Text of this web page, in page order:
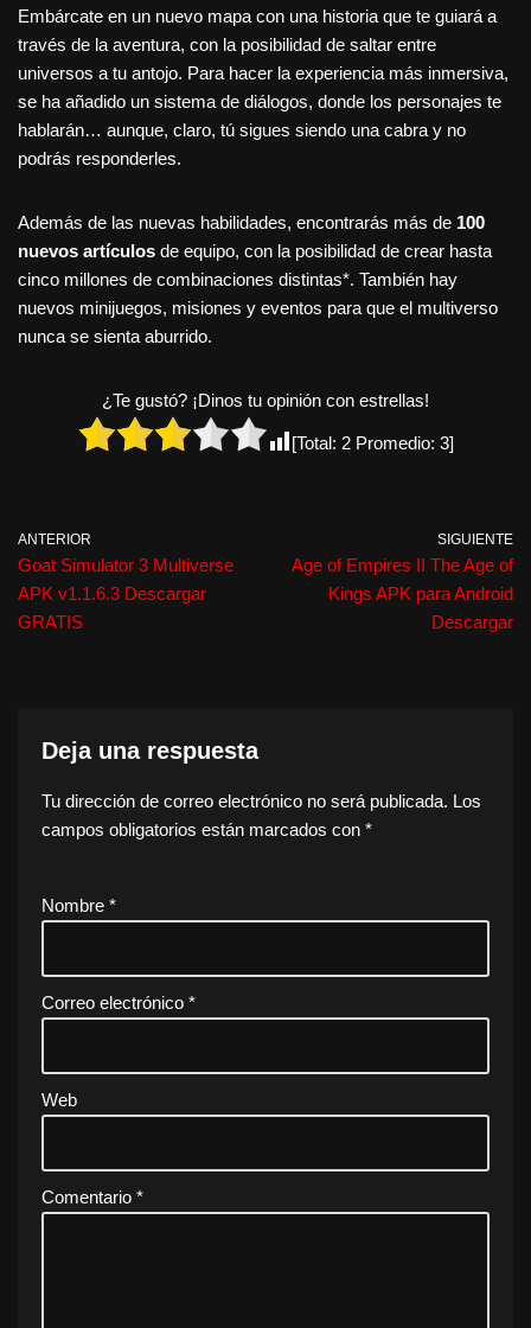
Embárcate en un nuevo mapa con una historia que te guiará a
través de la aventura, con la posibilidad de saltar entre
universos a tu antojo. Para hacer la experiencia más inmersiva,
se ha añadido un sistema de diálogos, donde los personajes te
hablarán… aunque, claro, tú sigues siendo una cabra y no
podrás responderles.
Además de las nuevas habilidades, encontrarás más de 100
nuevos artículos de equipo, con la posibilidad de crear hasta
cinco millones de combinaciones distintas*. También hay
nuevos minijuegos, misiones y eventos para que el multiverso
nunca se sienta aburrido.
¿Te gustó? ¡Dinos tu opinión con estrellas!
[Total: 2Promedio: 3]
ANTERIOR
Goat Simulator 3 Multiverse
APK v1.1.6.3 Descargar
GRATIS
SIGUIENTE
Age of Empires II The Age of
Kings APK para Android
Descargar
Deja una respuesta
Tu dirección de correo electrónico no será publicada. Los
campos obligatorios están marcados con *
Nombre *
Correo electrónico *
Web
Comentario *